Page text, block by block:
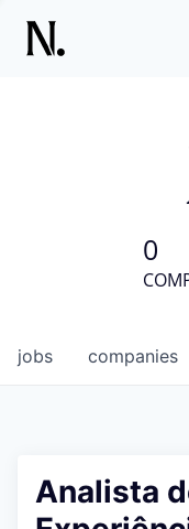
0
jobs companies
Analista